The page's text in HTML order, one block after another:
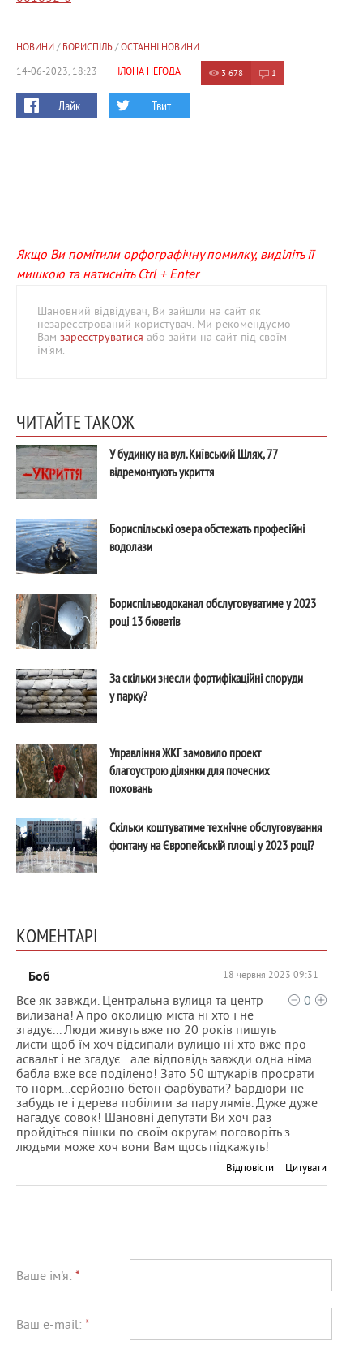
НОВИНИ/ БОРИСПІЛЬ/ ОСТАННІ НОВИНИ
14-06-2023, 18:23
ІЛОНА НЕГОДА 3 678 1
Лайк Твит
Якщо Ви помітили орфографічну помилку, виділіть її
мишкою та натисніть Ctrl + Enter
Шановний відвідувач, Ви зайшли на сайт як
незареєстрований користувач. Ми рекомендуємо
Вам зареєструватися або зайти на сайт під своїм
ім'ям.
ЧИТАЙТЕ ТАКОЖ
У будинку на вул. Київський Шлях, 77
відремонтують укриття
Бориспільські озера обстежать професійні
водолази
Бориспільводоканал обслуговуватиме у 2023
році 13 бюветів
За скільки знесли фортифікаційні споруди
у парку?
Управління ЖКГ замовило проект
благоустрою ділянки для почесних
поховань
Скільки коштуватиме технічне обслуговування
фонтану на Європейській площі у 2023 році?
КОМЕНТАРІ
Боб 18 червня 2023 09:31
0
Все як завжди. Центральна вулиця та центр
вилизана! А про околицю міста ні хто і не
згадує... Люди живуть вже по 20 років пишуть
листи щоб їм хоч відсипали вулицю ні хто вже про
асвальт і не згадує...але відповідь завжди одна німа
бабла вже все поділено! Зато 50 штукарів просрати
то норм...серйозно бетон фарбувати? Бардюри не
забудь те і дерева побілити за пару лямів. Дуже дуже
нагадує совок! Шановні депутати Ви хоч раз
пройдіться пішки по своїм округам поговоріть з
людьми може хоч вони Вам щось підкажуть!
Відповісти Цитувати
Ваше ім'я: *
Ваш e-mail: *